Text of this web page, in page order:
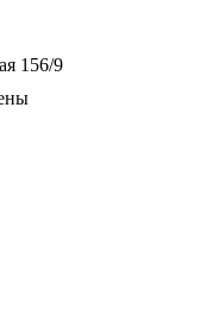
156/9